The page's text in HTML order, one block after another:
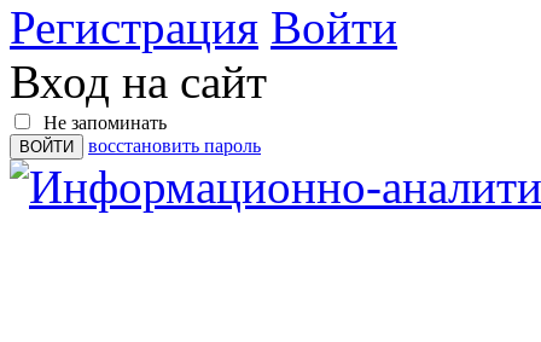
Регистрация Войти
Вход на сайт
Не запоминать
восстановить пароль